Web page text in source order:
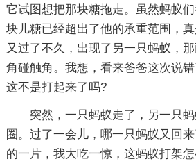
它试图想把那块糖拖走。虽然蚂蚁
块儿糖已经超出了他的承重范围，
又过了不久，出现了另一只蚂蚁，
角碰触角。我想，看来爸爸这次说
这不是打起来了吗?
突然，一只蚂蚁走了，另一只
圈。过了一会儿，哪一只蚂蚁又回
的一片，我大吃一惊，这蚂蚁打架